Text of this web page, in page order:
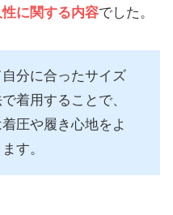
に関する内容でした。
分に合ったサイズ
着用することで、
圧や履き心地をよ
す。